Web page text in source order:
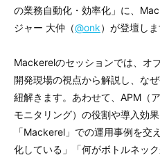
の業務自動化・効率化」に、
ジャー 大仲（@onk）が登壇しま
Mackerelのセッションでは、オ
開発現場の視点から解説し、な
紐解きます。あわせて、APM（
モニタリング）の役割や導入効
「Mackerel」での運用事例を交
化している」「何がボトルネッ